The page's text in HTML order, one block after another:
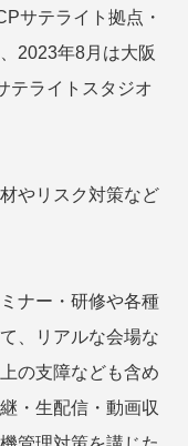
サテライト拠点・
2023年8月は大阪
テライトスタジオ
やリスク対策など
ナー・研修や各種
、リアルな会場な
の支障なども含め
・生配信・動画収